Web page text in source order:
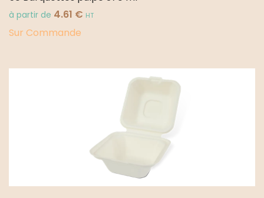
à partir de 4.61 € HT
Sur Commande